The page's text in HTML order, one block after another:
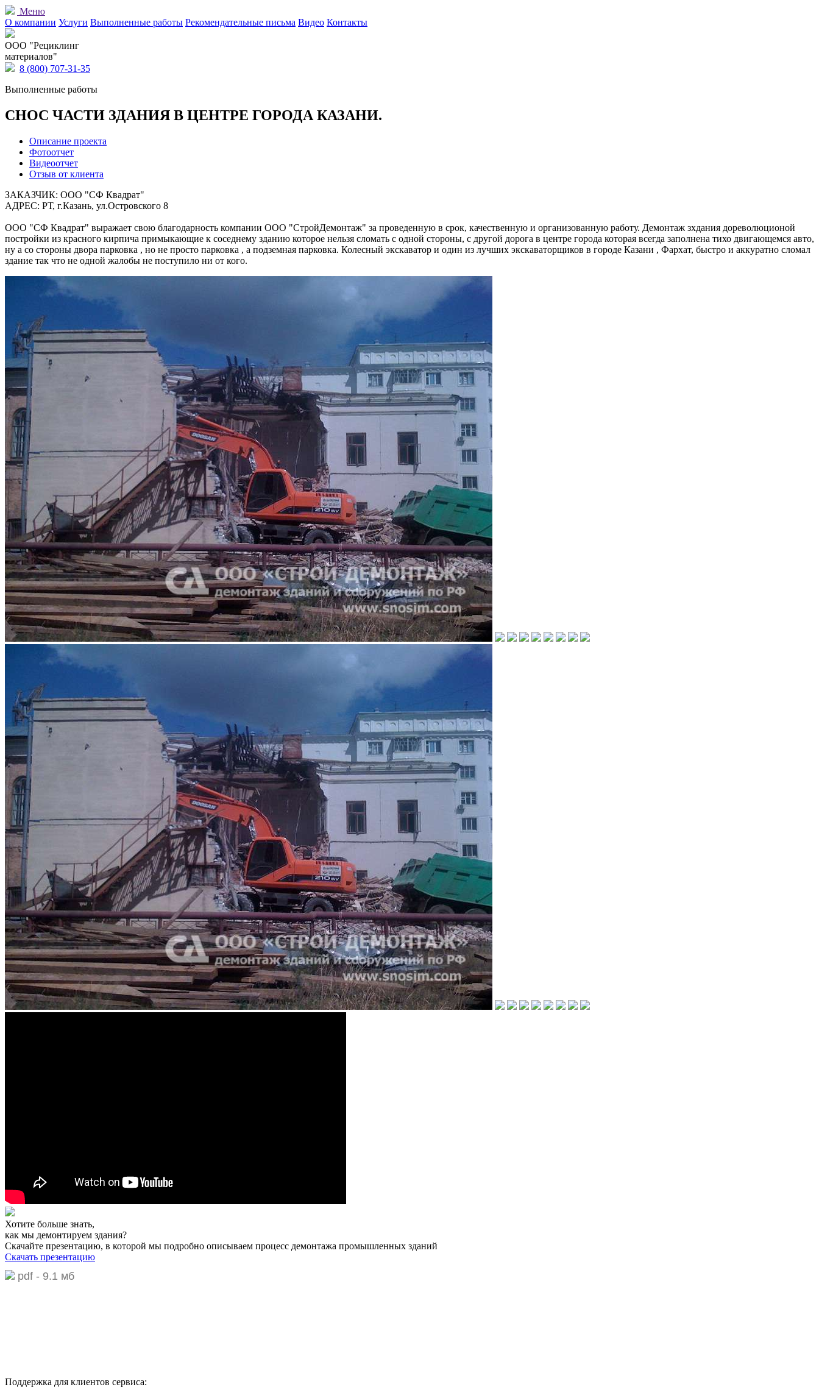
Меню
О компании Услуги Выполненные работы Рекомендательные письма Видео Контакты
OOO "Рециклинг
материалов"
8 (800) 707-31-35
Выполненные работы
СНОС ЧАСТИ ЗДАНИЯ В ЦЕНТРЕ ГОРОДА КАЗАНИ.
Описание проекта
Фотоотчет
Видеоотчет
Отзыв от клиента
ЗАКАЗЧИК: ООО "СФ Квадрат"
АДРЕС: РТ, г.Казань, ул.Островского 8
ООО "СФ Квадрат" выражает свою благодарность компании ООО "СтройДемонтаж" за проведенную в срок, качественную и организованную работу. Демонтаж зхдания дореволюционой
постройки из красного кирпича примыкающие к соседнему зданию которое нельзя сломать с одной стороны, с другой дорога в центре города которая всегда заполнена тихо двигающемся авто,
ну а со стороны двора парковка , но не просто парковка , а подземная парковка. Колесный экскаватор и один из лучших экскаваторщиков в городе Казани , Фархат, быстро и аккуратно сломал
здание так что не одной жалобы не поступило ни от кого.
Хотите больше знать,
как мы демонтируем здания?
Скачайте презентацию, в которой мы подробно описываем процесс демонтажа промышленных зданий
Скачать презентацию
pdf - 9.1 мб
Поддержка для клиентов сервиса: